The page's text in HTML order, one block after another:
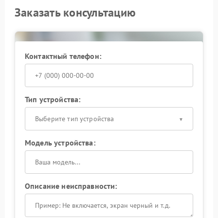
Заказать консультацию
Контактный телефон:
Тип устройства:
Выберите тип устройства
Модель устройства:
Описание неисправности: